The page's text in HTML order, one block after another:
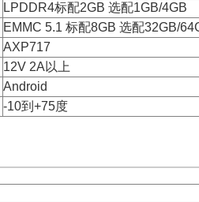
LPDDR4标配2GB 选配1GB/4GB
EMMC 5.1 标配8GB 选配32GB/
AXP717
12V 2A以上
Android
-10到+75度